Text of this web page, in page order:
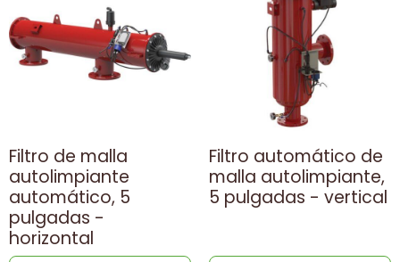
Filtro de malla
autolimpiante
automático, 5
pulgadas -
horizontal
Filtro automático de
malla autolimpiante,
5 pulgadas - vertical